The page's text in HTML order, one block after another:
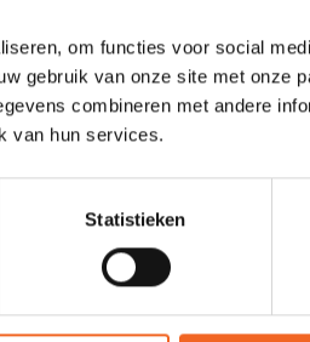
om functies voor social
gebruik van onze site met onze
combineren met andere
van hun services.
Statistieken
of 8 grote tweepersoons kajaks.